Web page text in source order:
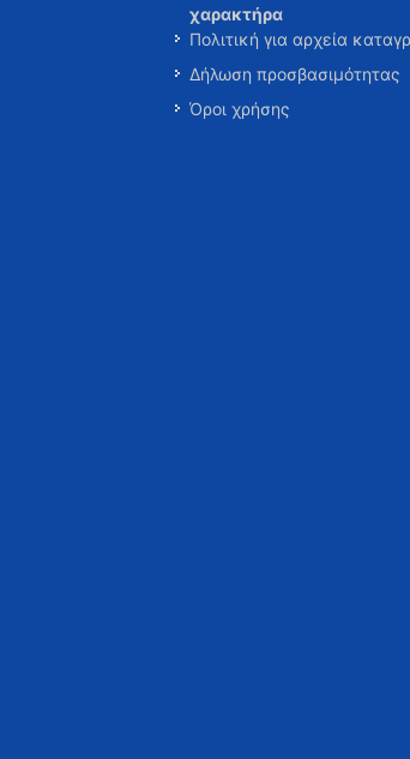
χαρακτήρα
Πολιτική για αρχεία
Δήλωση προσβασιμότητας
Όροι χρήσης